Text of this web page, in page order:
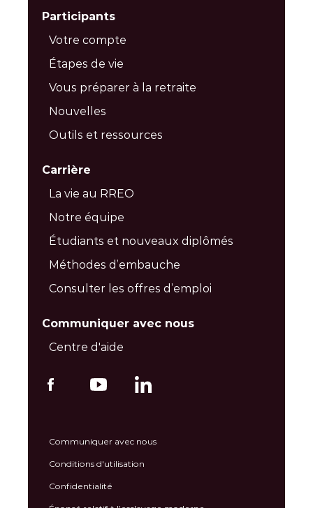
Participants
Votre compte
Étapes de vie
Vous préparer à la retraite
Nouvelles
Outils et ressources
Carrière
La vie au RREO
Notre équipe
Étudiants et nouveaux diplômés
Méthodes d’embauche
Consulter les offres d’emploi
Communiquer avec nous
Centre d'aide
Communiquer avec nous
Conditions d'utilisation
Confidentialité